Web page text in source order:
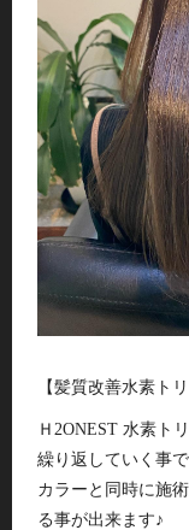
【髪質改善水素ト
Ｈ2ONEST 水素ト
繰り返していく事
カラーと同時に施
る事が出来ます♪